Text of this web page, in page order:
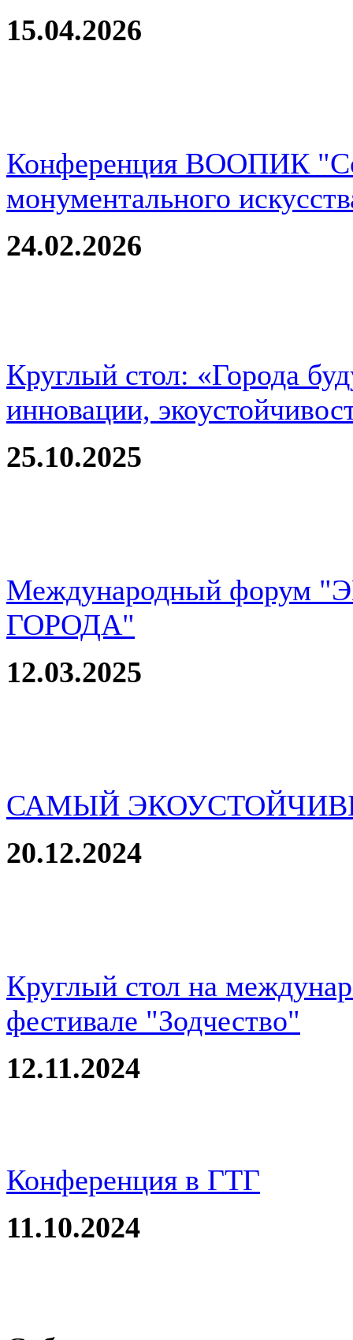
15.04.2026
Конференция ВООПИК
монументального
24.02.2026
Круглый стол: «Города
инновации,
25.10.2025
Международный
ГОРОДА"
12.03.2025
САМЫЙ
20.12.2024
Круглый стол на
фестивале "Зодчество"
12.11.2024
Конференция в ГТГ
11.10.2024